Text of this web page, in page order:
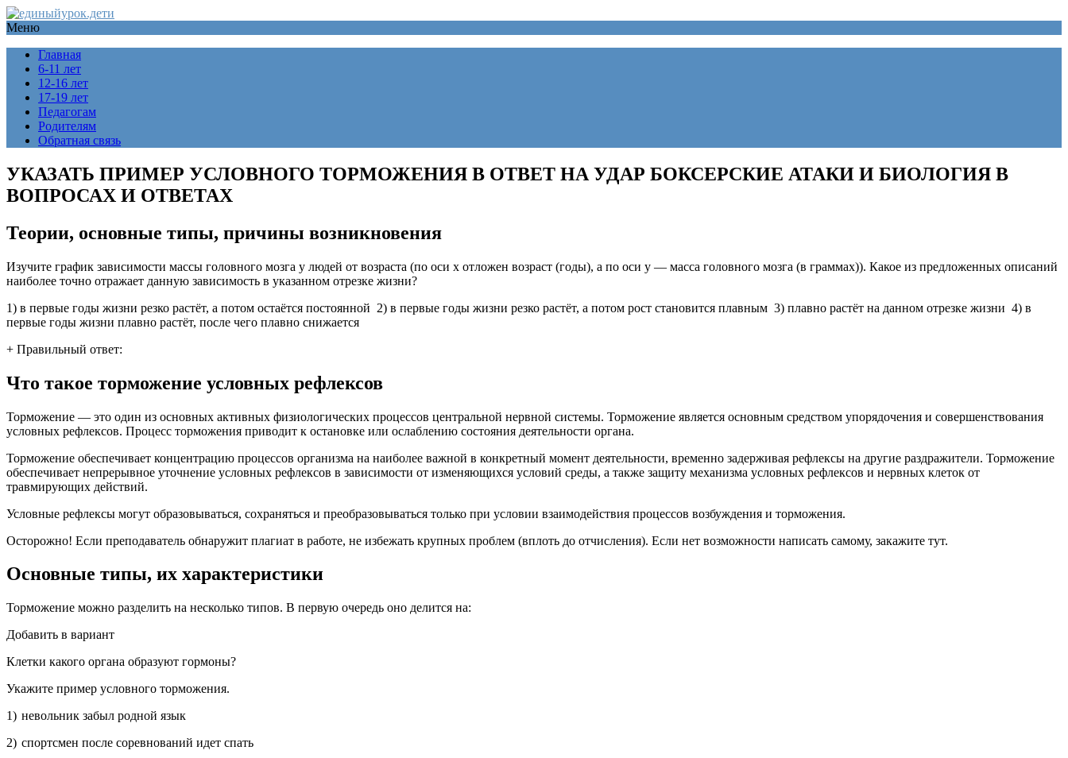
Меню
Главная
6-11 лет
12-16 лет
17-19 лет
Педагогам
Родителям
Обратная связь
УКАЗАТЬ ПРИМЕР УСЛОВНОГО ТОРМОЖЕНИЯ В ОТВЕТ НА УДАР БОКСЕРСКИЕ АТАКИ И БИОЛОГИЯ В
ВОПРОСАХ И ОТВЕТАХ
Теории, основные типы, причины возникновения
Изучите график зависимости массы головного мозга у людей от возраста (по оси х отложен возраст (годы), а по оси у — масса головного мозга (в граммах)). Какое из предложенных описаний
наиболее точно отражает данную зависимость в указанном отрезке жизни?
1) в первые годы жизни резко растёт, а потом остаётся постоянной 2) в первые годы жизни резко растёт, а потом рост становится плавным 3) плавно растёт на данном отрезке жизни 4) в
первые годы жизни плавно растёт, после чего плавно снижается
+ Правильный ответ:
Что такое торможение условных рефлексов
Торможение — это один из основных активных физиологических процессов центральной нервной системы. Торможение является основным средством упорядочения и совершенствования
условных рефлексов. Процесс торможения приводит к остановке или ослаблению состояния деятельности органа.
Торможение обеспечивает концентрацию процессов организма на наиболее важной в конкретный момент деятельности, временно задерживая рефлексы на другие раздражители. Торможение
обеспечивает непрерывное уточнение условных рефлексов в зависимости от изменяющихся условий среды, а также защиту механизма условных рефлексов и нервных клеток от
травмирующих действий.
Условные рефлексы могут образовываться, сохраняться и преобразовываться только при условии взаимодействия процессов возбуждения и торможения.
Осторожно! Если преподаватель обнаружит плагиат в работе, не избежать крупных проблем (вплоть до отчисления). Если нет возможности написать самому, закажите тут.
Основные типы, их характеристики
Торможение можно разделить на несколько типов. В первую очередь оно делится на:
Добавить в вариант
Клет­ки ка­ко­го ор­га­на об­ра­зу­ют гор­мо­ны?
Ука­жи­те при­мер услов­но­го тор­мо­же­ния.
1) не­воль­ник забыл род­ной язык
2) спортс­мен после со­рев­но­ва­ний идет спать